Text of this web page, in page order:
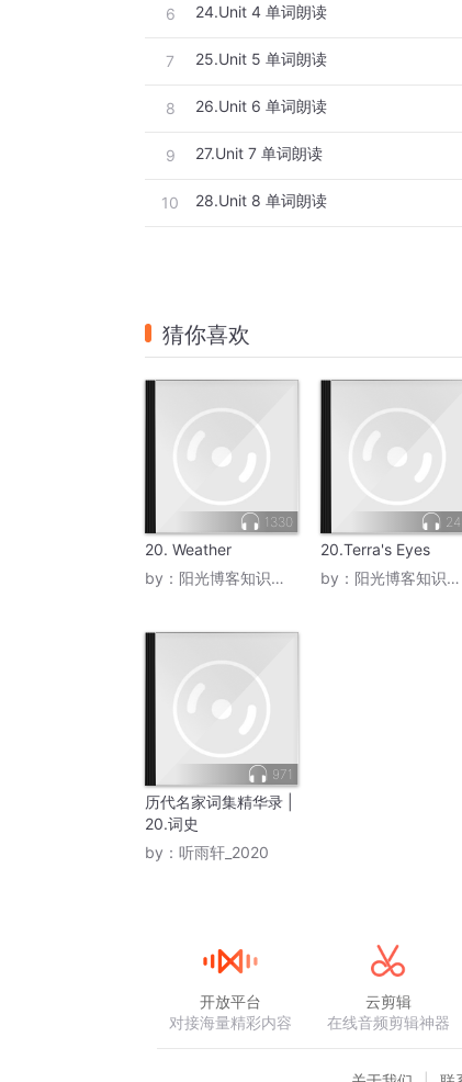
6 24.Unit 4 单词朗读
7 25.Unit 5 单词朗读
8 26.Unit 6 单词朗读
9 27.Unit 7 单词朗读
10 28.Unit 8 单词朗读
猜你喜欢
1330
20. Weather
by： 阳光博客知识大本营
20.Terra's Eyes
by： 阳光博客知识大本营
971
历代名家词集精华录 |
20.词史
by： 听雨轩_2020
开放平台
对接海量精彩内容
云剪辑
在线音频剪辑神器